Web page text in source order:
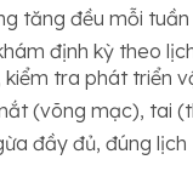
tăng đều mỗi
định kỳ theo
kiểm tra phát triển
(võng mạc), tai
đầy đủ, đúng lịch